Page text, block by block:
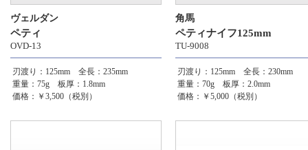
ヴェルダン
ペティ
OVD-13
刃渡り：125mm 全長：235mm
重量：75g 板厚：1.8mm
価格：￥3,500（税別）
角馬
ペティナイフ125mm
TU-9008
刃渡り：125mm 全長：230mm
重量：70g 板厚：2.0mm
価格：￥5,000（税別）